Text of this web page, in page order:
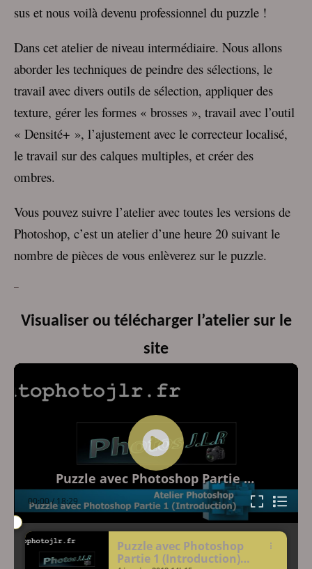
sus et nous voilà devenu professionnel du puzzle !
Dans cet atelier de niveau intermédiaire. Nous allons
aborder les techniques de peindre des sélections, le
travail avec divers outils de sélection, appliquer des
texture, gérer les formes « brosses », travail avec l’outil
« Densité+ », l’ajustement avec le correcteur localisé,
le travail sur des calques multiples, et créer des
ombres.
Vous pouvez suivre l’atelier avec toutes les versions de
Photoshop, c’est un atelier d’une heure 20 suivant le
nombre de pièces de vous enlèverez sur le puzzle.
–
Visualiser ou télécharger l’atelier sur le
site
Lecteur
vidéo
Puzzle avec Photoshop Partie 1 (Introduction)
00:00/ 18:29
Puzzle avec Photoshop
Partie 1 (Introduction)